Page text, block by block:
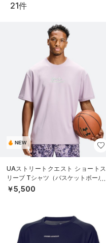
21件
NEW
UAストリートクエスト ショートス
リーブ Tシャツ（バスケットボール/
MEN）
￥5,500